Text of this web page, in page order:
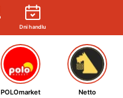
Dni handlu
POLOmarket Netto